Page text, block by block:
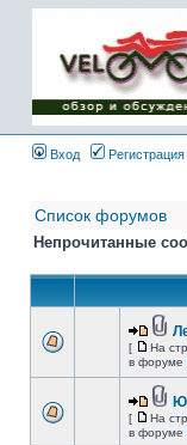
Имя пользователя:
Пароль:
{
}
Вход
Регистрация
Список форумов
Непрочитанные
[ На
в форуме
[ На
в форуме